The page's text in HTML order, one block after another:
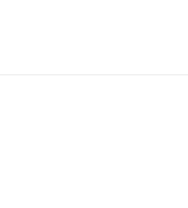
のであれば、少し割
ルできるレンタルシ
る予定のベビー用品
なるケースがありま